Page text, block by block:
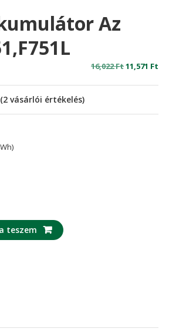
Az
16,022FtOriginal
11,571 Ft
(2 vásárlói értékelés)
teszem